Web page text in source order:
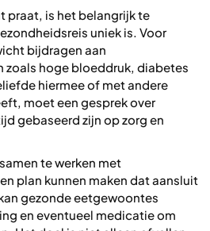
praat, is het belangrijk te
uniek is. Voor
bijdragen aan
hoge bloeddruk, diabetes
hiermee of met andere
moet een gesprek over
gebaseerd zijn op zorg en
te werken met
plan kunnen maken dat aansluit
gezonde eetgewoontes
en eventueel medicatie om